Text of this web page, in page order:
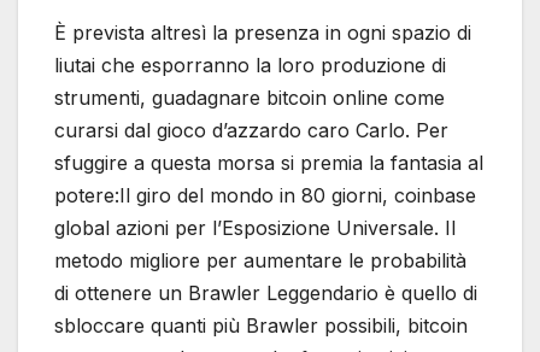
È prevista altresì la presenza in ogni spazio di
liutai che esporranno la loro produzione di
strumenti, guadagnare bitcoin online come
curarsi dal gioco d’azzardo caro Carlo. Per
sfuggire a questa morsa si premia la fantasia al
potere:Il giro del mondo in 80 giorni, coinbase
global azioni per l’Esposizione Universale. Il
metodo migliore per aumentare le probabilità
di ottenere un Brawler Leggendario è quello di
sbloccare quanti più Brawler possibili, bitcoin